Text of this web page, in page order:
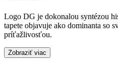
Logo DG je dokonalou syntézou
tapete objavuje ako dominanta so
príťažlivosťou.
Zobraziť viac